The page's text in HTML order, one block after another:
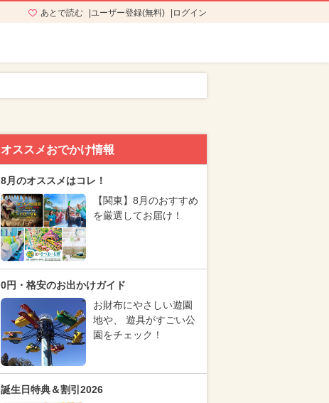
あとで読む ユーザー登録(無料) ログイン
オススメおでかけ情報
8月のオススメはコレ！
【関東】8月のおすすめ
を厳選してお届け！
0円・格安のお出かけガイド
お財布にやさしい遊園
地や、 遊具がすごい公
園をチェック！
誕生日特典＆割引2026